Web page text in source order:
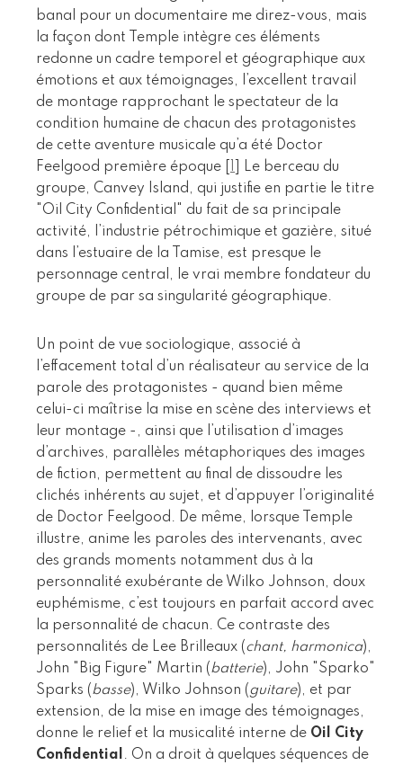
banal pour un documentaire me direz-vous, mais
la façon dont Temple intègre ces éléments
redonne un cadre temporel et géographique aux
émotions et aux témoignages, l’excellent travail
de montage rapprochant le spectateur de la
condition humaine de chacun des protagonistes
de cette aventure musicale qu’a été Doctor
Feelgood première époque
Le berceau du
groupe, Canvey Island, qui justifie en partie le titre
"Oil City Confidential" du fait de sa principale
activité, l’industrie pétrochimique et gazière, situé
dans l’estuaire de la Tamise, est presque le
personnage central, le vrai membre fondateur du
groupe de par sa singularité géographique.
Un point de vue sociologique, associé à
l’effacement total d’un réalisateur au service de la
parole des protagonistes - quand bien même
celui-ci maîtrise la mise en scène des interviews et
leur montage -, ainsi que l’utilisation d’images
d’archives, parallèles métaphoriques des images
de fiction, permettent au final de dissoudre les
clichés inhérents au sujet, et d’appuyer l’originalité
de Doctor Feelgood. De même, lorsque Temple
illustre, anime les paroles des intervenants, avec
des grands moments notamment dus à la
personnalité exubérante de Wilko Johnson, doux
euphémisme, c’est toujours en parfait accord avec
la personnalité de chacun. Ce contraste des
personnalités de Lee Brilleaux (chant, harmonica),
John "Big Figure" Martin (batterie), John "Sparko"
Sparks (basse), Wilko Johnson (guitare), et par
extension, de la mise en image des témoignages,
donne le relief et la musicalité interne de Oil City
Confidential . On a droit à quelques séquences de